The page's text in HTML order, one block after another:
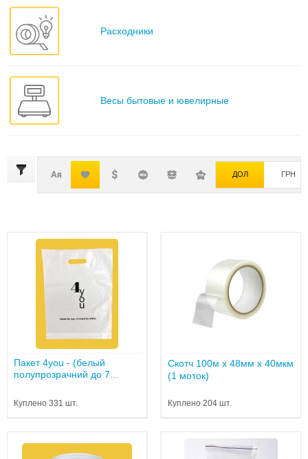
Расходники
Весы бытовые и ювелирные
ДОЛ ГРН
Пакет 4you - (белый
полупрозрачний до 7...
Куплено 331 шт.
Скотч 100м х 48мм x 40мкм
(1 моток)
Куплено 204 шт.